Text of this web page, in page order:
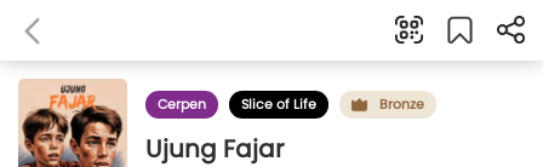
Cerpen Slice of Life Bronze
Ujung Fajar